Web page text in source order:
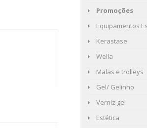
Promoções
Equipamentos
Kerastase
Wella
Malas e trolleys
Gel/ Gelinho
Verniz gel
Estética